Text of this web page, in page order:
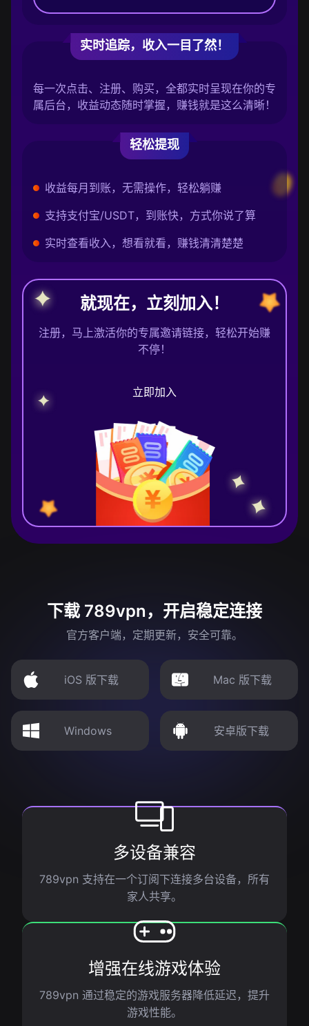
实时追踪，收入一目了然！
每一次点击、注册、购买，全都实时呈现在你的专
属后台，收益动态随时掌握，赚钱就是这么清晰！
轻松提现
收益每月到账，无需操作，轻松躺赚
支持支付宝/USDT，到账快，方式你说了算
实时查看收入，想看就看，赚钱清清楚楚
就现在，立刻加入！
注册，马上激活你的专属邀请链接，轻松开始赚
不停！
立即加入
下载 789vpn，开启稳定连接
官方客户端，定期更新，安全可靠。
iOS 版下载 Mac 版下载
Windows 安卓版下载
多设备兼容
789vpn 支持在一个订阅下连接多台设备，所有
家人共享。
增强在线游戏体验
789vpn 通过稳定的游戏服务器降低延迟，提升
游戏性能。